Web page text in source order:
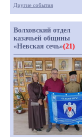
Другие события
Волховский отдел
казачьей общины
«Невская сечь»(21)